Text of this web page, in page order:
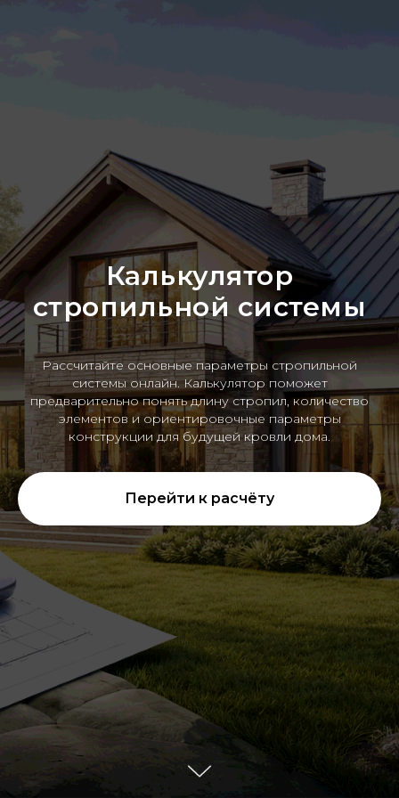
Калькулятор
стропильной системы
Рассчитайте основные параметры стропильной
системы онлайн. Калькулятор поможет
предварительно понять длину стропил, количество
элементов и ориентировочные параметры
конструкции для будущей кровли дома.
Перейти к расчёту